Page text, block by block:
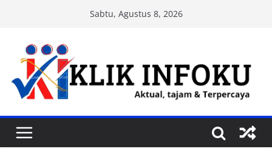
content
Sabtu, Agustus 8, 2026